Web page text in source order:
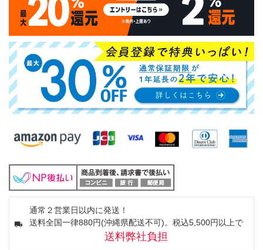
通常２営業日以内に発送！
送料全国一律880円(沖縄県配送不可)。税込5,500円以上で
送料弊社負担